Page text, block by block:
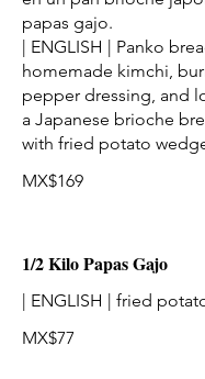
papas gajo.
| ENGLISH | Panko
homemade kimchi,
pepper dressing, and
a Japanese brioche
MX$169
1/2 Kilo Papas Gajo
| ENGLISH | fried
MX$77